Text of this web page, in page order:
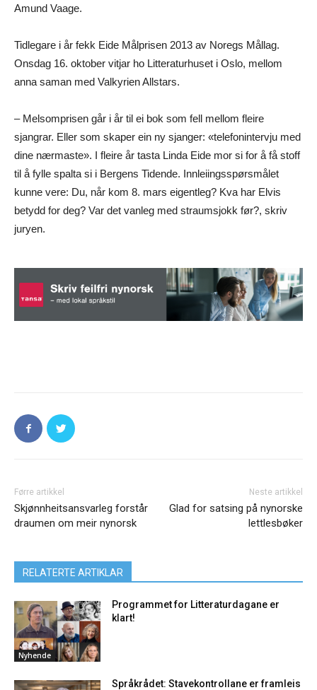
Amund Vaage.
Tidlegare i år fekk Eide Målprisen 2013 av Noregs Mållag.
Onsdag 16. oktober vitjar ho Litteraturhuset i Oslo, mellom
anna saman med Valkyrien Allstars.
– Melsomprisen går i år til ei bok som fell mellom fleire
sjangrar. Eller som skaper ein ny sjanger: «telefonintervju med
dine nærmaste». I fleire år tasta Linda Eide mor si for å få stoff
til å fylle spalta si i Bergens Tidende. Innleiingsspørsmålet
kunne vere: Du, når kom 8. mars eigentleg? Kva har Elvis
betydd for deg? Var det vanleg med straumsjokk før?, skriv
juryen.
Førre artikkel
Skjønnheitsansvarleg forstår
draumen om meir nynorsk
Neste artikkel
Glad for satsing på nynorske
lettlesbøker
RELATERTE ARTIKLAR
Nyhende
Programmet for Litteraturdagane er
klart!
Språkrådet: Stavekontrollane er framleis